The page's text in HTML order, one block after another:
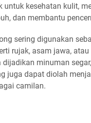
untuk kesehatan kulit,
dan membantu
sering digunakan
rujak, asam jawa, atau
minuman
juga dapat diolah
camilan.